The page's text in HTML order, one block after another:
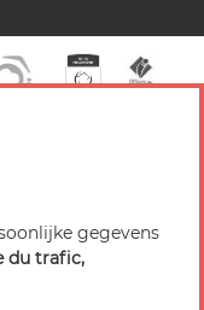
— Alle rechten
gegevens
du trafic,